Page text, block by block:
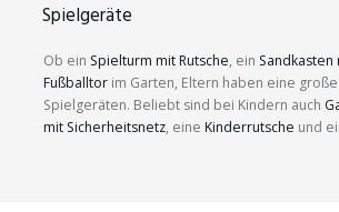
Spielgeräte
Ob ein Spielturm mit Rutsche, ein Sandkasten
Fußballtor im Garten, Eltern haben eine
Spielgeräten. Beliebt sind bei Kindern auch
mit Sicherheitsnetz, eine Kinderrutsche und